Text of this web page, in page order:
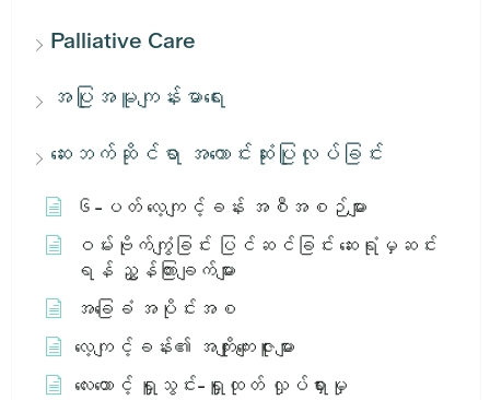
Palliative Care
အပြုအမူကျန်းမာရေး
ဆေးဘက်ဆိုင်ရာ အကောင်းဆုံးပြုလုပ်ခြင်း
၆-ပတ် လေ့ကျင့်ခန်း အစီအစဉ်များ
ဝမ်းဗိုက်ကျွံခြင်း ပြင်ဆင်ခြင်း ဆေးရုံမှဆင်း
ရန် ညွှန်ကြားချက်များ
အခြေခံ အပိုင်းအစ
လေ့ကျင့်ခန်း၏ အကျိုးကျေးဇူးများ
လေးထောင့် ရှူသွင်း-ရှူထုတ် လှုပ်ရှားမှု